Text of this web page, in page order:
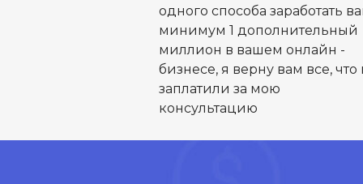
одного способа заработать
минимум 1 дополнительный
миллион в вашем онлайн -
бизнесе, я верну вам все, что
заплатили за мою
консультацию